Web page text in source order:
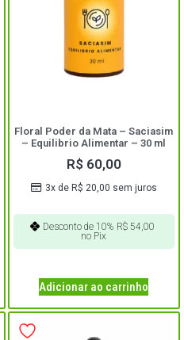
Floral Poder da Mata – Saciasim
– Equilibrio Alimentar – 30 ml
R$60,00
3x de R$ 20,00 sem juros
Desconto de 10% R$54,00
no Pix
Adicionar ao carrinho